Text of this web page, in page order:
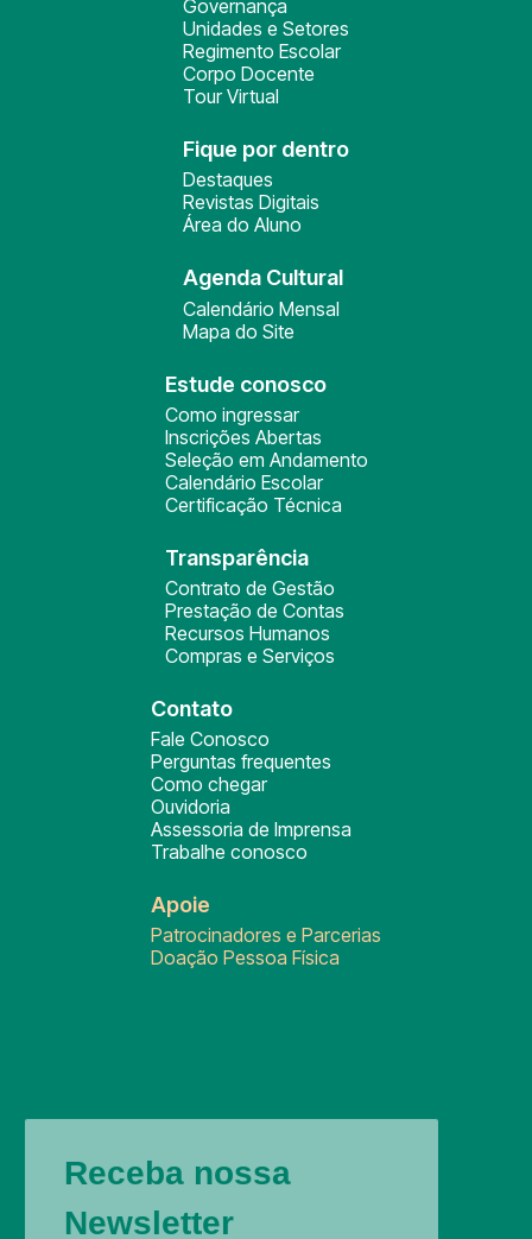
Governança
Unidades e Setores
Regimento Escolar
Corpo Docente
Tour Virtual
Fique por dentro
Destaques
Revistas Digitais
Área do Aluno
Agenda Cultural
Calendário Mensal
Mapa do Site
Estude conosco
Como ingressar
Inscrições Abertas
Seleção em Andamento
Calendário Escolar
Certificação Técnica
Transparência
Contrato de Gestão
Prestação de Contas
Recursos Humanos
Compras e Serviços
Contato
Fale Conosco
Perguntas frequentes
Como chegar
Ouvidoria
Assessoria de Imprensa
Trabalhe conosco
Apoie
Patrocinadores e Parcerias
Doação Pessoa Física